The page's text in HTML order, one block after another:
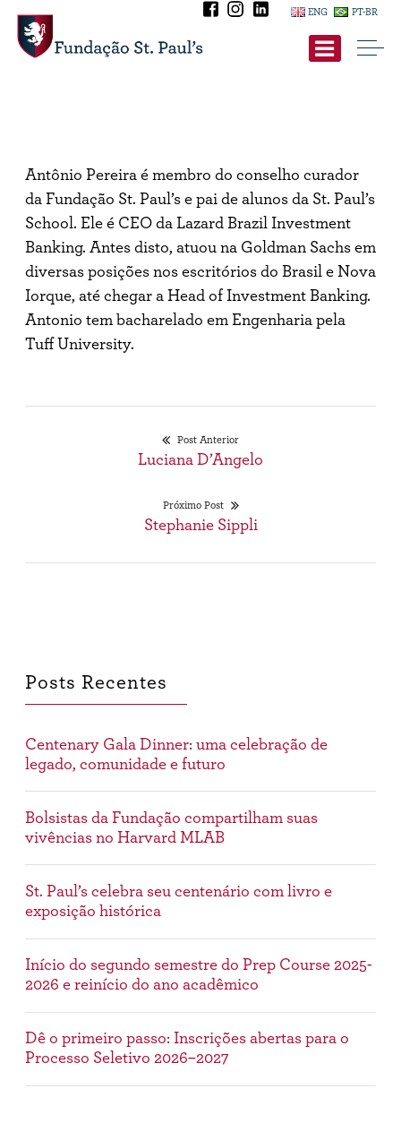
Skip
content
ENG PT-BR
Antônio Pereira é membro do conselho curador
da Fundação St. Paul’s e pai de alunos da St. Paul’s
School. Ele é CEO da Lazard Brazil Investment
Banking. Antes disto, atuou na Goldman Sachs em
diversas posições nos escritórios do Brasil e Nova
Iorque, até chegar a Head of Investment Banking.
Antonio tem bacharelado em Engenharia pela
Tuff University.
Post Anterior
Post
Luciana D’Angelo
Próximo Post
Próximo
Stephanie Sippli
Posts Recentes
Centenary Gala Dinner: uma celebração de
legado, comunidade e futuro
Bolsistas da Fundação compartilham suas
vivências no Harvard MLAB
St. Paul’s celebra seu centenário com livro e
exposição histórica
Início do segundo semestre do Prep Course 2025-
2026 e reinício do ano acadêmico
Dê o primeiro passo: Inscrições abertas para o
Processo Seletivo 2026–2027